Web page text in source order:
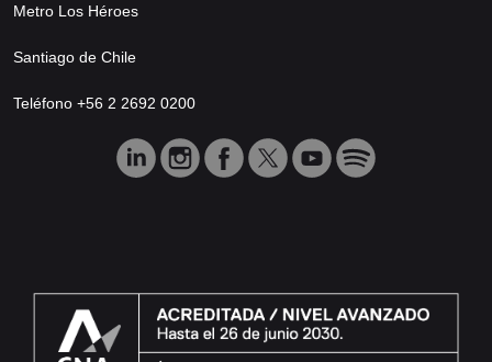
Metro Los Héroes
Santiago de Chile
Teléfono +56 2 2692 0200